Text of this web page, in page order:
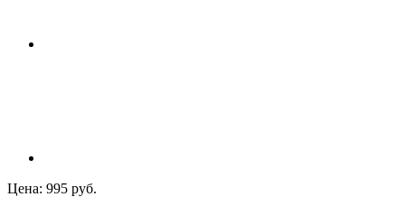
Цена: 995 руб.